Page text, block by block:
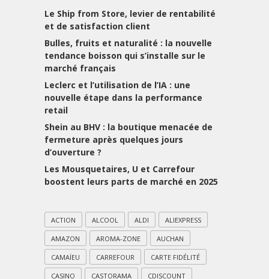
Le Ship from Store, levier de rentabilité
et de satisfaction client
Bulles, fruits et naturalité : la nouvelle
tendance boisson qui s’installe sur le
marché français
Leclerc et l’utilisation de l’IA : une
nouvelle étape dans la performance
retail
Shein au BHV : la boutique menacée de
fermeture après quelques jours
d’ouverture ?
Les Mousquetaires, U et Carrefour
boostent leurs parts de marché en 2025
ACTION ALCOOL ALDI ALIEXPRESS
AMAZON AROMA-ZONE AUCHAN
CAMAÏEU CARREFOUR CARTE FIDÉLITÉ
CASINO CASTORAMA CDISCOUNT